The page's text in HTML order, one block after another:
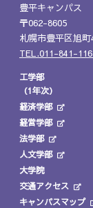
豊平キャンパス
〒062-8605
札幌市豊平区旭
TEL.011-841-
工学部
（1年次）
経済学部
経営学部
法学部
人文学部
大学院
交通アクセス
キャンパスマップ